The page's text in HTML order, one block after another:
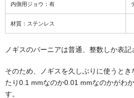
内側用ジョウ：有
材質：ステンレス
ノギスのバーニアは普通、整数しか表記
そのため、ノギスを久しぶりに使うと
たり0.1 mmなのか0.01 mmなのかがわ
す。